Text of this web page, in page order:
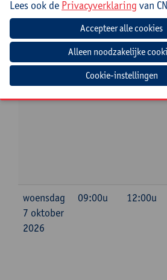
Beginuur Einduur
30
2026
09:00u 12:00u
woensdag
7 oktober
2026
09:00u 12:00u
Lees ook de Privacyverklaring van
Cookie-instellingen